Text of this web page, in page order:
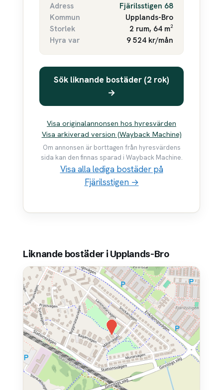
Adress
Fjärilsstigen 68
Kommun
Upplands-Bro
Storlek
2 rum, 64 m²
Hyra var
9 524 kr/mån
Sök liknande bostäder (2 rok)
→
Visa originalannonsen hos hyresvärden
Visa arkiverad version (Wayback Machine)
Om annonsen är borttagen från hyresvärdens
sida kan den finnas sparad i Wayback Machine.
Visa alla lediga bostäder på
Fjärilsstigen →
Liknande bostäder i Upplands-Bro